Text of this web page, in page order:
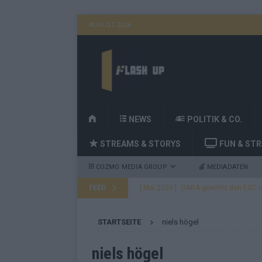
AUGUST 2026
H
M
E
NEWS POLITIK & CO.
STREAMS & STORYS FUN &
COZMO MEDIA GROUP MEDIADATEN
FEED [ Mai 2026 ] DARA gewinnt den
JJ, Lordi, Verka
[ Mai 2026 ]
STARTSEITE niels högel
niels högel